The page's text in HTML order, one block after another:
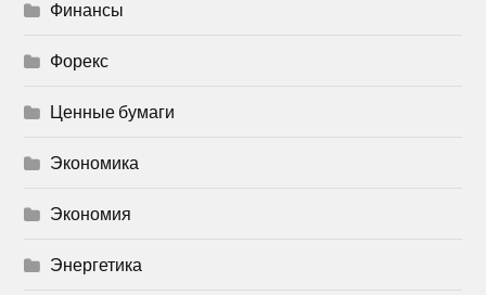
Финансы
Форекс
Ценные бумаги
Экономика
Экономия
Энергетика